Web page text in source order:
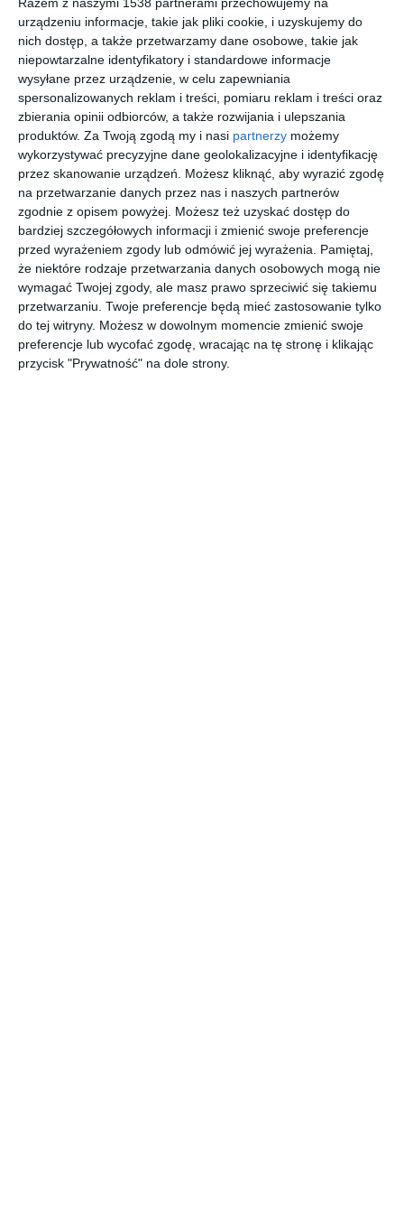
Razem z naszymi 1538 partnerami przechowujemy na
urządzeniu informacje, takie jak pliki cookie, i uzyskujemy do
nich dostęp, a także przetwarzamy dane osobowe, takie jak
niepowtarzalne identyfikatory i standardowe informacje
wysyłane przez urządzenie, w celu zapewniania
spersonalizowanych reklam i treści, pomiaru reklam i treści oraz
zbierania opinii odbiorców, a także rozwijania i ulepszania
produktów. Za Twoją zgodą my i nasi partnerzy możemy
wykorzystywać precyzyjne dane geolokalizacyjne i identyfikację
przez skanowanie urządzeń. Możesz kliknąć, aby wyrazić zgodę
na przetwarzanie danych przez nas i naszych partnerów
zgodnie z opisem powyżej. Możesz też uzyskać dostęp do
bardziej szczegółowych informacji i zmienić swoje preferencje
przed wyrażeniem zgody lub odmówić jej wyrażenia. Pamiętaj,
że niektóre rodzaje przetwarzania danych osobowych mogą nie
wymagać Twojej zgody, ale masz prawo sprzeciwić się takiemu
przetwarzaniu. Twoje preferencje będą mieć zastosowanie tylko
do tej witryny. Możesz w dowolnym momencie zmienić swoje
preferencje lub wycofać zgodę, wracając na tę stronę i klikając
przycisk "Prywatność" na dole strony.
Tapeta Renet w jadalni
Dodaj do ulubionych
Tapeta Renet w jadalni
Jadalnia z tapetą
Bohemia na ścianie
Dodaj do ulubionych
Wizualizacja: jadalnia